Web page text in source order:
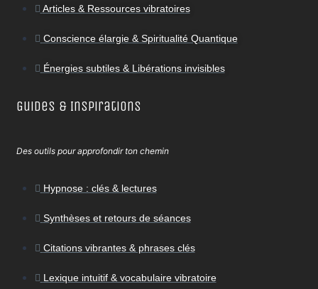
Articles & Ressources vibratoires
Conscience élargie & Spiritualité Quantique
Énergies subtiles & Libérations invisibles
Guides & Inspirations
Des outils pour approfondir ton chemin
Hypnose : clés & lectures
Synthèses et retours de séances
Citations vibrantes & phrases clés
Lexique intuitif & vocabulaire vibratoire